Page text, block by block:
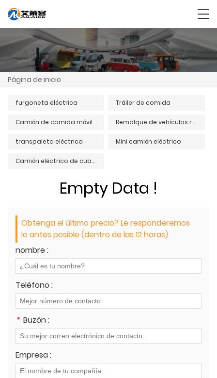
Página de inicio
furgoneta eléctrica Tráiler de comida
Camión de comida móvil Remolque de vehículos recreativos
transpaleta eléctrica Mini camión eléctrico
Camión eléctrico de cuatro ruedas
Empty Data !
Obtenga el último precio? Le responderemos
lo antes posible (dentro de las 12 horas)
nombre :
Teléfono :
* Buzón :
Empresa :